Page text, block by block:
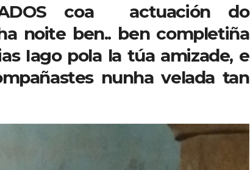
coa actuación do
noite ben.. ben completiña
Iago pola la túa amizade, e
nunha velada tan